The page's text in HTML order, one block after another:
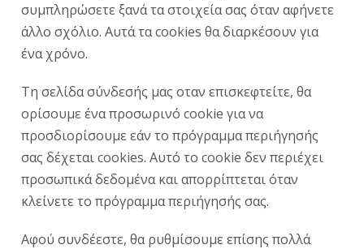
συμπληρώσετε ξανά τα στοιχεία σας όταν αφήνετε
άλλο σχόλιο. Αυτά τα cookies θα διαρκέσουν για
ένα χρόνο.
Τη σελίδα σύνδεσής μας οταν επισκεφτείτε, θα
ορίσουμε ένα προσωρινό cookie για να
προσδιορίσουμε εάν το πρόγραμμα περιήγησής
σας δέχεται cookies. Αυτό το cookie δεν περιέχει
προσωπικά δεδομένα και απορρίπτεται όταν
κλείνετε το πρόγραμμα περιήγησής σας.
Αφού συνδέεστε, θα ρυθμίσουμε επίσης πολλά